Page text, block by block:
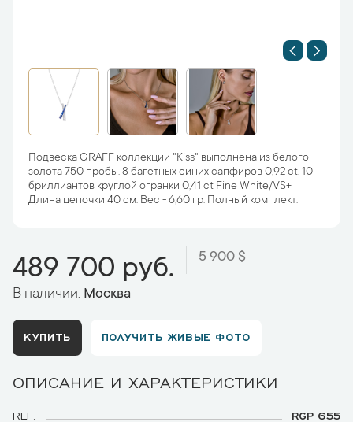
Подвеска GRAFF коллекции "Kiss" выполнена из белого
золота 750 пробы. 8 багетных синих сапфиров 0,92 ct. 10
бриллиантов круглой огранки 0,41 ct Fine White/VS+
Длина цепочки 40 см. Вес - 6,60 гр. Полный комплект.
489 700 руб. 5 900 $
В наличии: Москва
КУПИТЬ ПОЛУЧИТЬ ЖИВЫЕ ФОТО
ОПИСАНИЕ И ХАРАКТЕРИСТИКИ
REF.
RGP 655